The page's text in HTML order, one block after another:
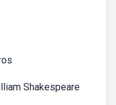
Shakespeare